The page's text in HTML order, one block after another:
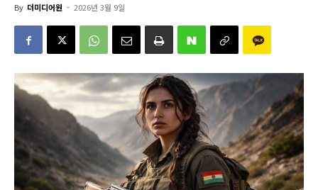
By 더미디어원 - 2026년 3월 9일